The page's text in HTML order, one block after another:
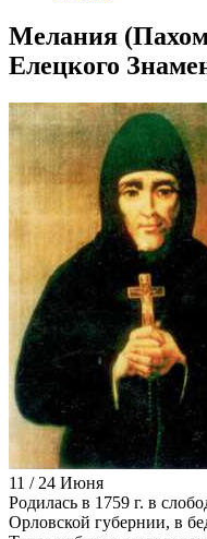
Мелания
Елецкого
11 / 24 Июня
Родилась в 1759 г. в
Орловской губернии, в